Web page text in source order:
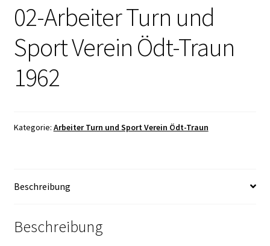
02-Arbeiter Turn und
Sport Verein Ödt-Traun
1962
Kategorie: Arbeiter Turn und Sport Verein Ödt-Traun
Beschreibung
Beschreibung